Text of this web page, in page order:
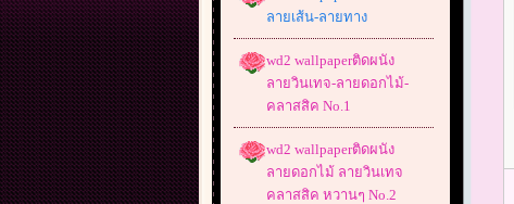
ลายเส้น-ลายทาง
wd2 wallpaperติดผนัง
ลายวินเทจ-ลายดอกไม้-
คลาสสิค No.1
wd2 wallpaperติดผนัง
ลายดอกไม้ ลายวินเทจ
คลาสสิค หวานๆ No.2